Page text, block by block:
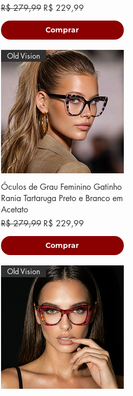
Preço normal
R$ 279,99 Preço promocional
R$ 229,99
Comprar
Old Vision
Óculos de Grau Feminino Gatinho
Rania Tartaruga Preto e Branco em
Acetato
Preço normal
R$ 279,99 Preço promocional
R$ 229,99
Comprar
Old Vision